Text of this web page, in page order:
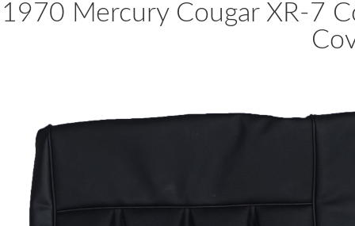
1970 Mercury Cougar XR-7